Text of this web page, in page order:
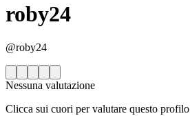
roby24
@roby24
Nessuna valutazione
Clicca sui cuori per valutare questo profilo